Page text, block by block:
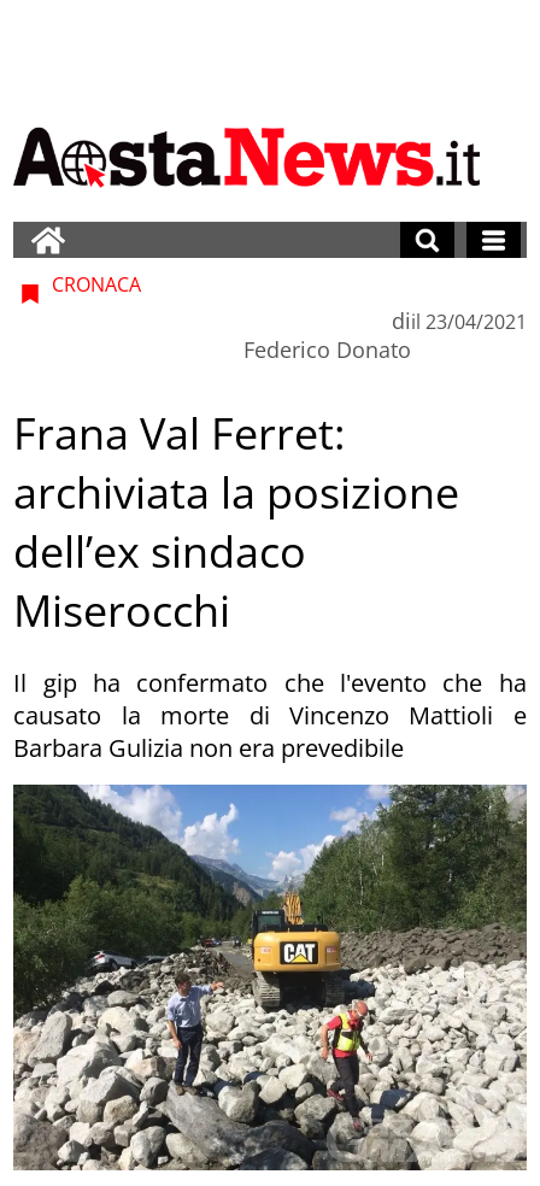
CRONACA
di
Federico Donato
il 23/04/2021
Frana Val Ferret:
archiviata la posizione
dell’ex sindaco
Miserocchi
Il gip ha confermato che l'evento che ha
causato la morte di Vincenzo Mattioli e
Barbara Gulizia non era prevedibile